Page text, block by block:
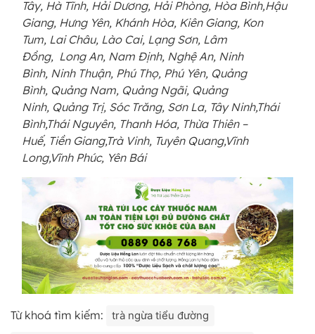
Tây, Hà Tĩnh, Hải Dương, Hải Phòng, Hòa Bình,Hậu
Giang, Hưng Yên, Khánh Hòa, Kiên Giang, Kon
Tum, Lai Châu, Lào Cai, Lạng Sơn, Lâm
Đồng, Long An, Nam Định, Nghệ An, Ninh
Bình, Ninh Thuận, Phú Thọ, Phú Yên, Quảng
Bình, Quảng Nam, Quảng Ngãi, Quảng
Ninh, Quảng Trị, Sóc Trăng, Sơn La, Tây Ninh,Thái
Bình,Thái Nguyên, Thanh Hóa, Thừa Thiên –
Huế, Tiền Giang,Trà Vinh, Tuyên Quang,Vĩnh
Long,Vĩnh Phúc, Yên Bái
Từ khoá tìm kiếm:
trà ngừa tiểu đường